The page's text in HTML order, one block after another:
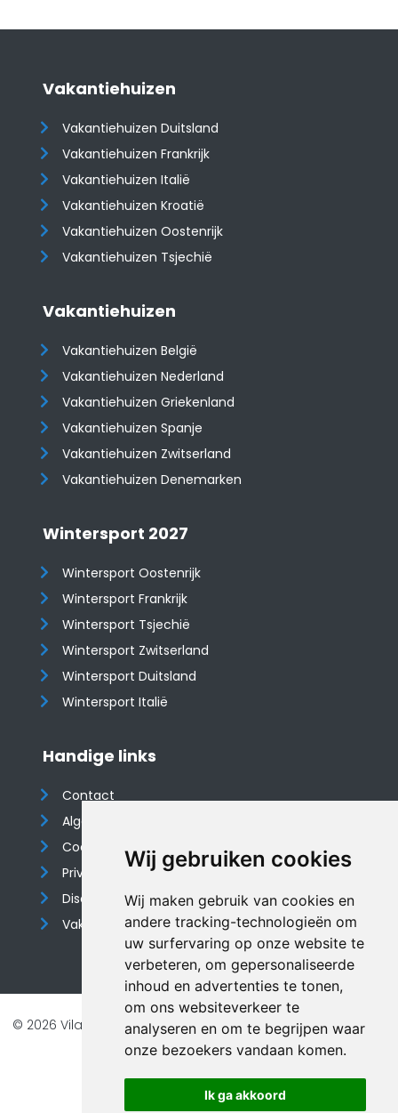
Wij gebruiken cookies
Wij maken gebruik van cookies en
andere tracking-technologieën om
uw surfervaring op onze website te
verbeteren, om gepersonaliseerde
inhoud en advertenties te tonen,
om ons websiteverkeer te
analyseren en om te begrijpen waar
onze bezoekers vandaan komen.
Ik ga akkoord
Vakantiehuizen
Vakantiehuizen Duitsland
Vakantiehuizen Frankrijk
Vakantiehuizen Italië
Vakantiehuizen Kroatië
​​​​​​​Vakantiehuizen Oostenrijk
Vakantiehuizen Tsjechië
Vakantiehuizen
Vakantiehuizen België
Vakantiehuizen Nederland
Vakantiehuizen Griekenland
Vakantiehuizen Spanje
​​​​​​​Vakantiehuizen Zwitserland
Vakantiehuizen Denemarken
Wintersport 2027
Wintersport Oostenrijk
Wintersport Frankrijk
Wintersport Tsjechië
Wintersport Zwitserland
Wintersport Duitsland
Wintersport Italië
Handige links
Contact
Algemene voorwaarden
Cookieverklaring
Privacyverklaring
Disclaimer
Vakantiehuis website
© 2026 Vilando Vakantiehuizen |Website door FalcoTravel
Veilig online betalen met